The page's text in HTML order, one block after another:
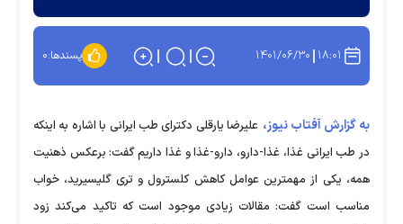
۱۸:۰۱ ۱۴۰۱/۰۶/۳۰ پسندها:۰
به گزارش آفتاب نیوز، علیرضا یارقلی دکترای طب ایرانی با اشاره به اینکه
در طب ایرانی غذا، غذا-دارو، دارو-غذا و غذا داریم گفت: برعکس ذهنیت
همه، یکی از مهمترین عوامل کاهش کلسترول و تری گلیسیرید، خواب
مناسب است گفت: مقالات زیادی موجود است که تاکید می‌کند زود